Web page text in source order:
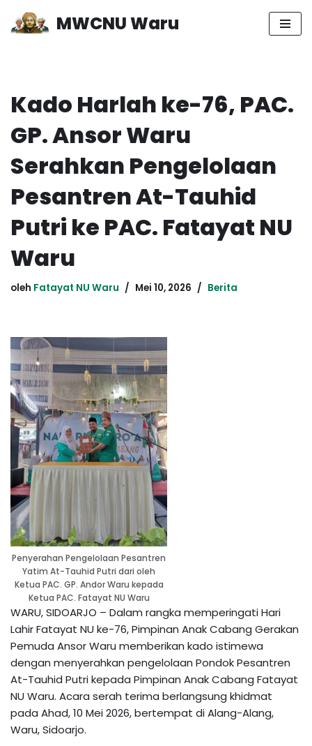
Lompat
MWCNU Waru
Kado Harlah ke-76, PAC.
GP. Ansor Waru
Serahkan Pengelolaan
Pesantren At-Tauhid
Putri ke PAC. Fatayat NU
Waru
oleh Fatayat NU Waru Mei 10, 2026 Berita
Penyerahan Pengelolaan Pesantren
Yatim At-Tauhid Putri dari oleh
Ketua PAC. GP. Andor Waru kepada
Ketua PAC. Fatayat NU Waru
WARU, SIDOARJO – Dalam rangka memperingati Hari
Lahir Fatayat NU ke-76, Pimpinan Anak Cabang Gerakan
Pemuda Ansor Waru memberikan kado istimewa
dengan menyerahkan pengelolaan Pondok Pesantren
At-Tauhid Putri kepada Pimpinan Anak Cabang Fatayat
NU Waru. Acara serah terima berlangsung khidmat
pada Ahad, 10 Mei 2026, bertempat di Alang-Alang,
Waru, Sidoarjo.